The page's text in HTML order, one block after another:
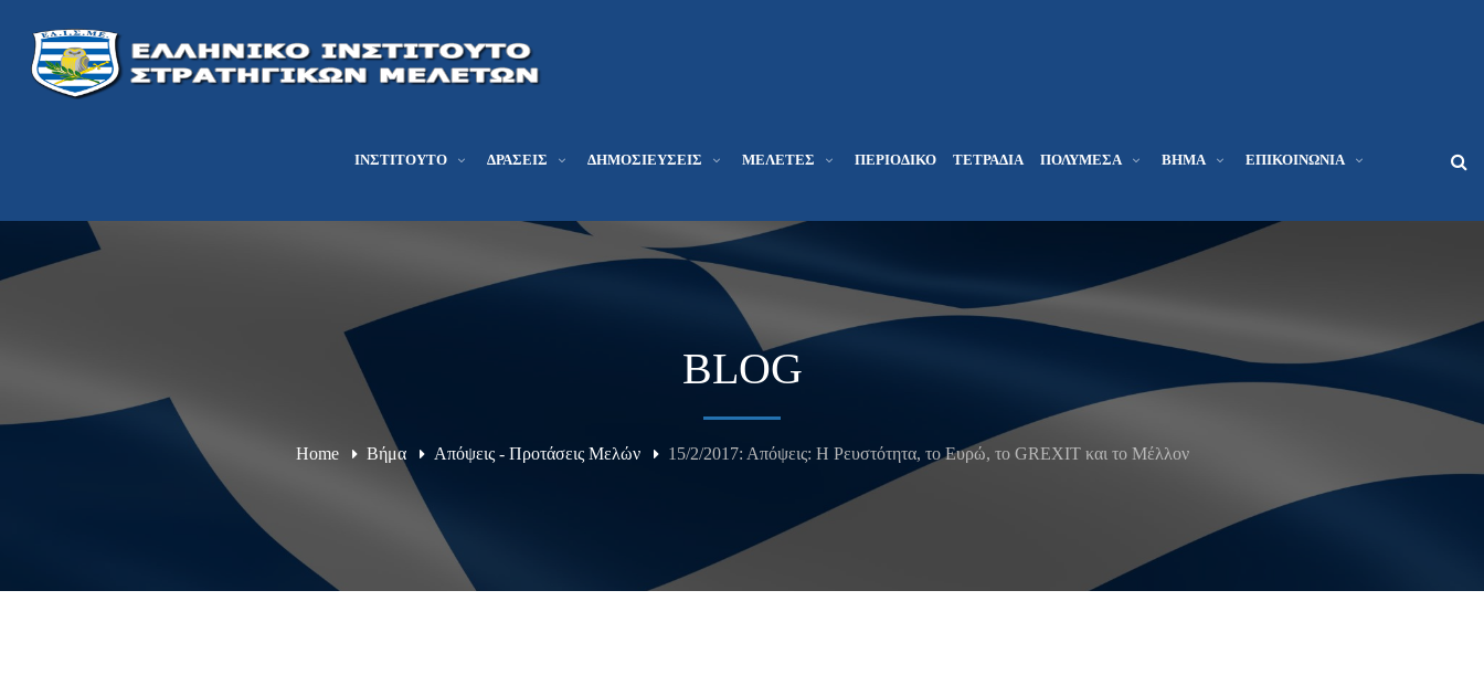
ΙΝΣΤΙΤΟΎΤΟ ΔΡΆΣΕΙΣ ΔΗΜΟΣΙΕΎΣΕΙΣ ΜΕΛΕΤΕΣ ΠΕΡΙΟΔΙΚΌ ΤΕΤΡΆΔΙΑ ΠΟΛΥΜΈΣΑ ΒΉΜΑ ΕΠΙΚΟΙΝΩΝΊΑ
BLOG
Home Βήμα Απόψεις - Προτάσεις Μελών 15/2/2017: Απόψεις: Η Ρευστότητα, το Ευρώ, το GREXIT και το Μέλλον